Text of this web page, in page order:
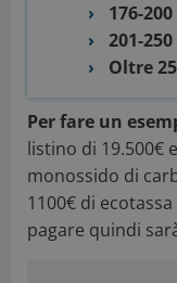
176-
201-
Oltre
Per fare un
listino di 19.500€
monossido di
1100€ di
pagare quindi